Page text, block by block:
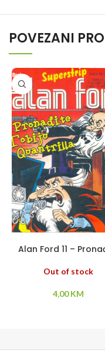
POVEZANI
Alan Ford 11 –
Out of stock
4,00KM